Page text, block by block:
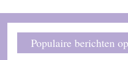
Populaire berichten